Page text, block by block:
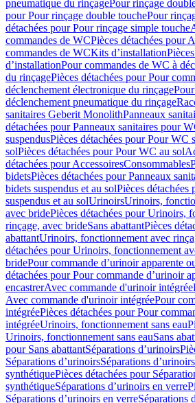
pneumatique du rinçagePour rinçage
pour Pour rinçage double touchePour
détachées pour Pour rinçage simple touche
commandes de WCPièces détachées pour
commandes de WCKits d’installation
d’installationPour commandes de WC à
du rinçagePièces détachées pour Pour
déclenchement électronique du rinçage
déclenchement pneumatique du rinçage
sanitaires Geberit MonolithPanneaux
détachées pour Panneaux sanitaires pour
suspendusPièces détachées pour Pour WC
solPièces détachées pour Pour WC au sol
détachées pour AccessoiresConsommables
bidetsPièces détachées pour Panneaux
bidets suspendus et au solPièces détachées
suspendus et au solUrinoirsUrinoirs,
avec bridePièces détachées pour Urinoirs,
rinçage, avec brideSans abattantPièces
abattantUrinoirs, fonctionnement avec
détachées pour Urinoirs, fonctionnement
bridePour commande d’urinoir apparente
détachées pour Pour commande d’urinoir
encastrerAvec commande d'urinoir intégrée
Avec commande d'urinoir intégréePour
intégréePièces détachées pour Pour
intégréeUrinoirs, fonctionnement sans eau
Urinoirs, fonctionnement sans eauSans
pour Sans abattantSéparations d’urinoirs
Séparations d’urinoirsSéparations
synthétiquePièces détachées pour
synthétiqueSéparations d’urinoirs en verre
Séparations d’urinoirs en verreSéparations